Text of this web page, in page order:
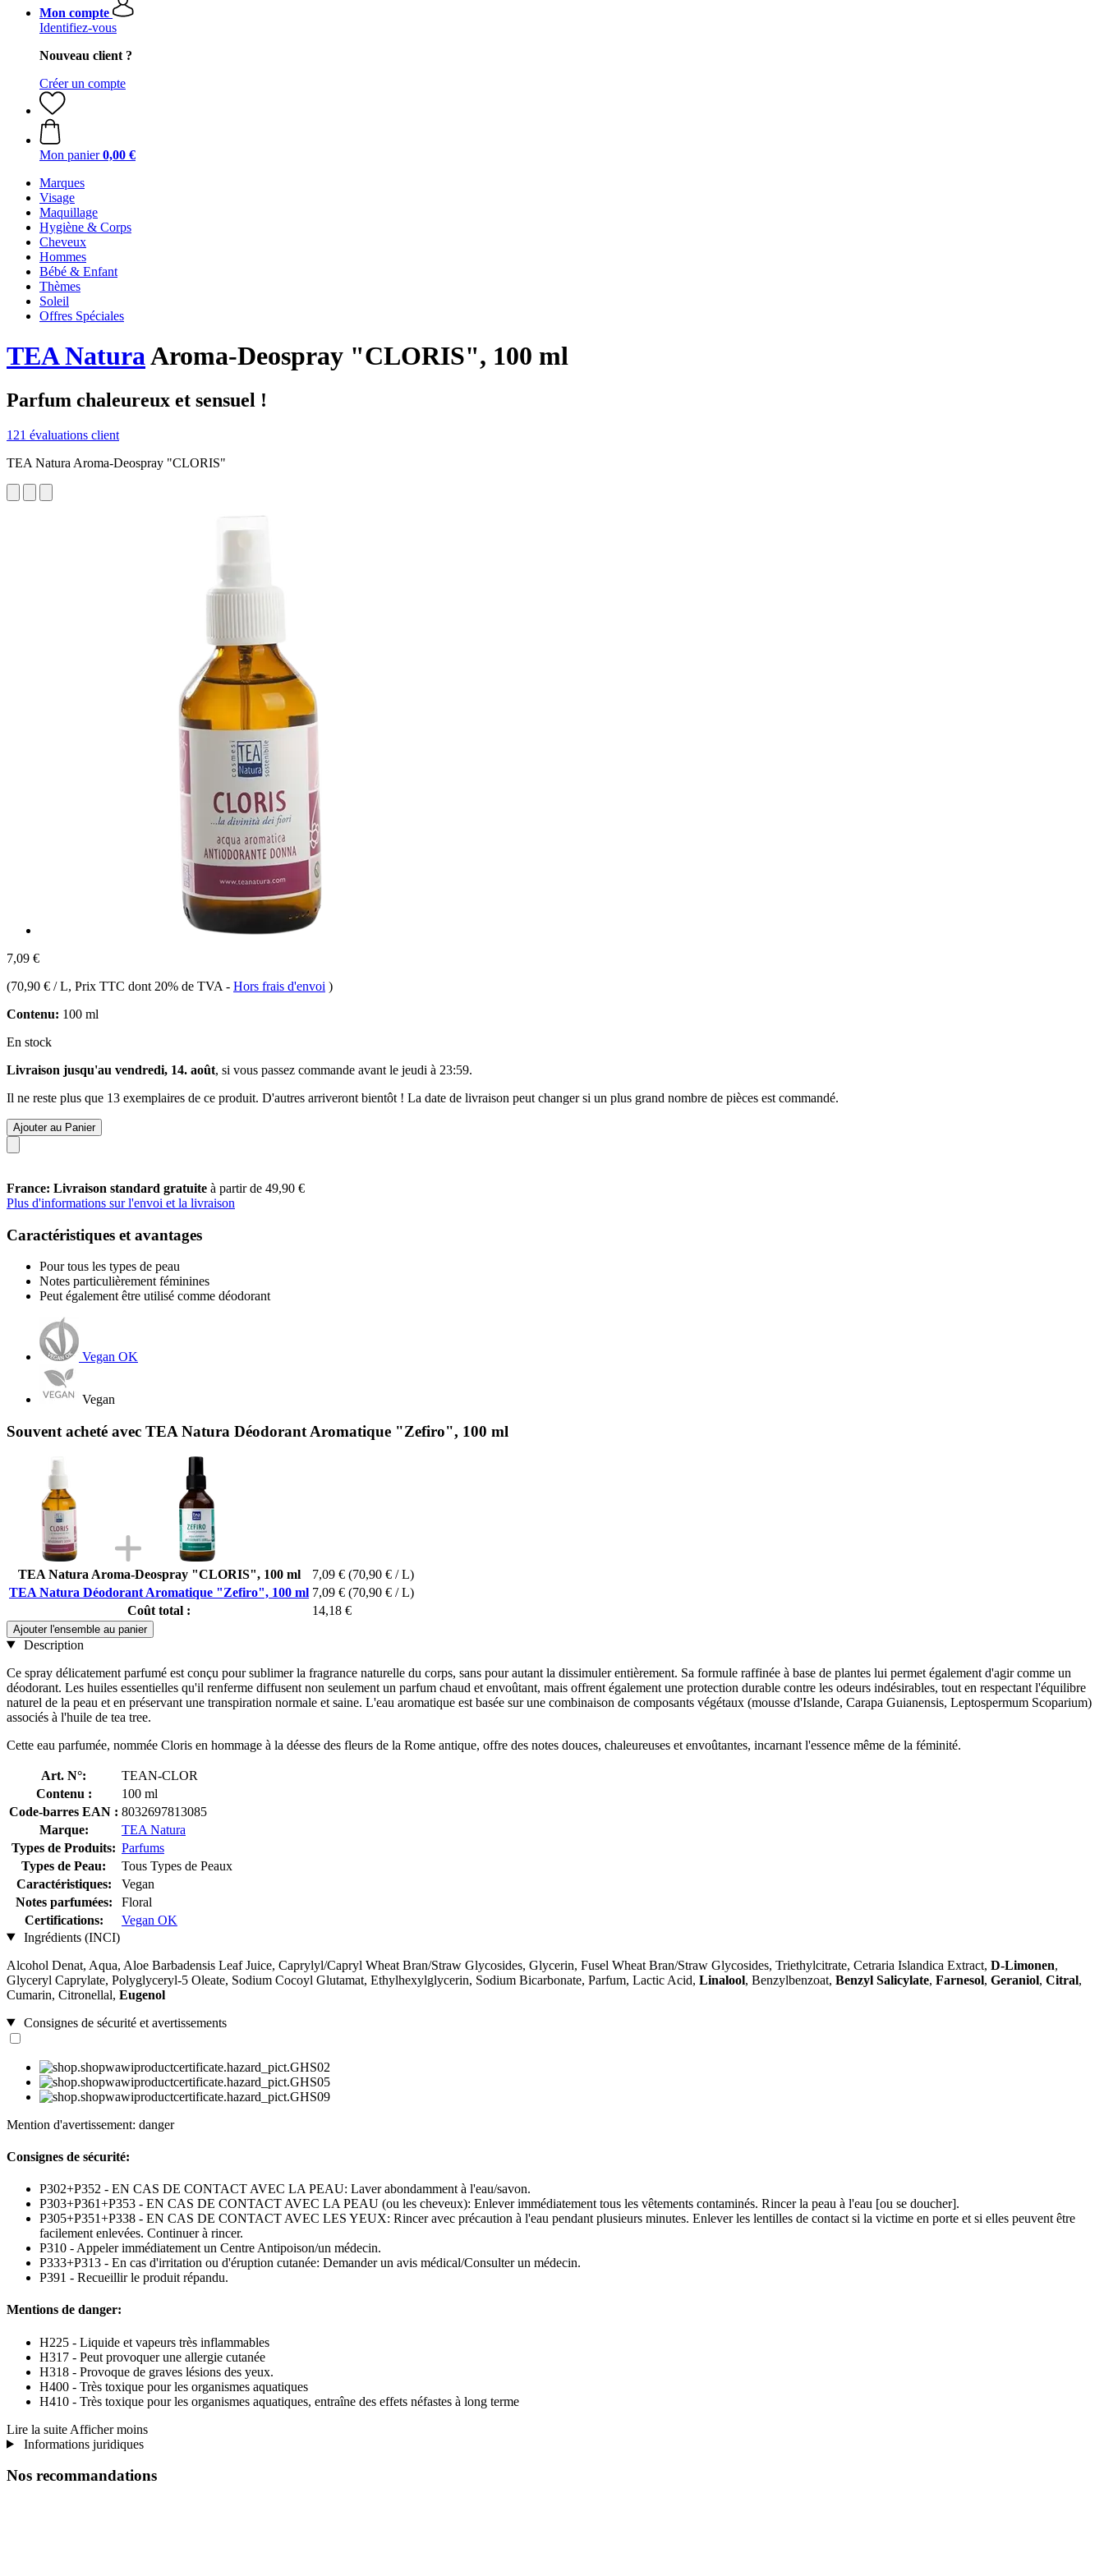
Mon compte
Identifiez-vous
Nouveau client ?
Créer un compte
Mon panier 0,00 €
Marques
Visage
Maquillage
Hygiène & Corps
Cheveux
Hommes
Bébé & Enfant
Thèmes
Soleil
Offres Spéciales
TEA NaturaAroma-Deospray "CLORIS", 100 ml
Parfum chaleureux et sensuel !
121 évaluations client
TEA Natura Aroma-Deospray "CLORIS"
7,09 €
(70,90 € / L, Prix TTC dont 20% de TVA - Hors frais d'envoi )
Contenu: 100 ml
En stock
Livraison jusqu'au vendredi, 14. août, si vous passez commande avant le jeudi à 23:59.
Il ne reste plus que 13 exemplaires de ce produit. D'autres arriveront bientôt ! La date de livraison peut changer si un plus grand nombre de pièces est commandé.
Ajouter au Panier
France: Livraison standard gratuite à partir de 49,90 €
Plus d'informations sur l'envoi et la livraison
Caractéristiques et avantages
Pour tous les types de peau
Notes particulièrement féminines
Peut également être utilisé comme déodorant
Vegan OK
Vegan
Souvent acheté avec TEA Natura Déodorant Aromatique "Zefiro", 100 ml
TEA Natura Aroma-Deospray "CLORIS", 100 ml 7,09 € (70,90 € / L)
TEA Natura Déodorant Aromatique "Zefiro", 100 ml 7,09 € (70,90 € / L)
Coût total :
14,18 €
Ajouter l'ensemble au panier
Description
Ce spray délicatement parfumé est conçu pour sublimer la fragrance naturelle du corps, sans pour autant la dissimuler entièrement. Sa formule raffinée à base de plantes lui permet également d'agir comme un
déodorant. Les huiles essentielles qu'il renferme diffusent non seulement un parfum chaud et envoûtant, mais offrent également une protection durable contre les odeurs indésirables, tout en respectant l'équilibre
naturel de la peau et en préservant une transpiration normale et saine. L'eau aromatique est basée sur une combinaison de composants végétaux (mousse d'Islande, Carapa Guianensis, Leptospermum Scoparium)
associés à l'huile de tea tree.
Cette eau parfumée, nommée Cloris en hommage à la déesse des fleurs de la Rome antique, offre des notes douces, chaleureuses et envoûtantes, incarnant l'essence même de la féminité.
Art. N°:
TEAN-CLOR
Contenu :
100 ml
Code-barres EAN : 8032697813085
Marque:
TEA Natura
Types de Produits: Parfums
Types de Peau:
Tous Types de Peaux
Caractéristiques:
Vegan
Notes parfumées:
Floral
Certifications:
Vegan OK
Ingrédients (INCI)
Alcohol Denat, Aqua, Aloe Barbadensis Leaf Juice, Caprylyl/Capryl Wheat Bran/Straw Glycosides, Glycerin, Fusel Wheat Bran/Straw Glycosides, Triethylcitrate, Cetraria Islandica Extract, D-Limonen,
Glyceryl Caprylate, Polyglyceryl-5 Oleate, Sodium Cocoyl Glutamat, Ethylhexylglycerin, Sodium Bicarbonate, Parfum, Lactic Acid, Linalool, Benzylbenzoat, Benzyl Salicylate, Farnesol, Geraniol, Citral,
Cumarin, Citronellal, Eugenol
Consignes de sécurité et avertissements
Mention d'avertissement: danger
Consignes de sécurité:
P302+P352 - EN CAS DE CONTACT AVEC LA PEAU: Laver abondamment à l'eau/savon.
P303+P361+P353 - EN CAS DE CONTACT AVEC LA PEAU (ou les cheveux): Enlever immédiatement tous les vêtements contaminés. Rincer la peau à l'eau [ou se doucher].
P305+P351+P338 - EN CAS DE CONTACT AVEC LES YEUX: Rincer avec précaution à l'eau pendant plusieurs minutes. Enlever les lentilles de contact si la victime en porte et si elles peuvent être
facilement enlevées. Continuer à rincer.
P310 - Appeler immédiatement un Centre Antipoison/un médecin.
P333+P313 - En cas d'irritation ou d'éruption cutanée: Demander un avis médical/Consulter un médecin.
P391 - Recueillir le produit répandu.
Mentions de danger:
H225 - Liquide et vapeurs très inflammables
H317 - Peut provoquer une allergie cutanée
H318 - Provoque de graves lésions des yeux.
H400 - Très toxique pour les organismes aquatiques
H410 - Très toxique pour les organismes aquatiques, entraîne des effets néfastes à long terme
Lire la suite Afficher moins
Informations juridiques
Nos recommandations